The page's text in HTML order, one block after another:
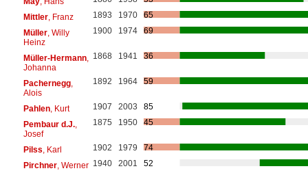
Mittler, Franz 1893 1970
65
Müller, Willy
Heinz
1900 1974 69
Müller-Hermann,
Johanna
1868 1941 36
Pachernegg,
Alois
1892 1964 59
Pahlen, Kurt 1907 2003
85
Pembaur d.J.,
Josef
1875 1950 45
Pilss , Karl 1902 1979
74
Pirchner, Werner 1940 2001
52